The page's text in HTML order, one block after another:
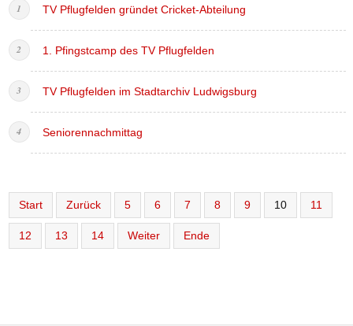
TV Pflugfelden gründet Cricket-Abteilung
1. Pfingstcamp des TV Pflugfelden
TV Pflugfelden im Stadtarchiv Ludwigsburg
Seniorennachmittag
Start Zurück 5 6 7 8 9 10 11
12 13 14 Weiter Ende